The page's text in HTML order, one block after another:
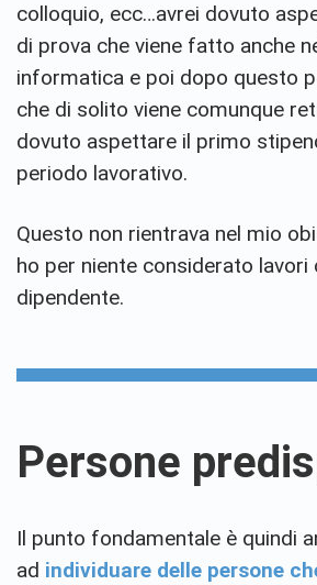
colloquio, ecc…avrei dovuto
di prova che viene fatto anche
informatica e poi dopo questo
che di solito viene comunque
dovuto aspettare il primo
periodo lavorativo.
Questo non rientrava nel mio
ho per niente considerato lavori
dipendente.
Persone
Il punto fondamentale è quindi
ad individuare delle persone